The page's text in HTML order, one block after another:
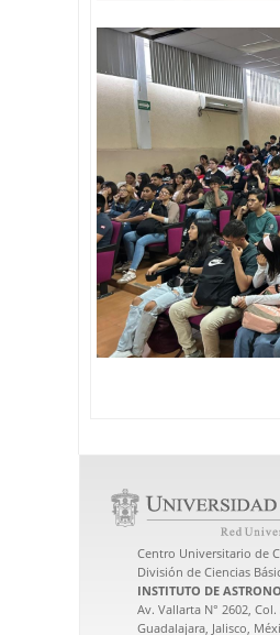
Centro Universitario de
División de Ciencias
INSTITUTO DE
Av. Vallarta N° 2602,
Guadalajara, Jalisco,